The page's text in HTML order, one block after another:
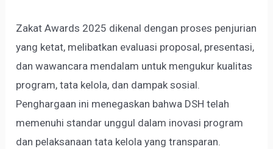
Zakat Awards 2025 dikenal dengan proses penjurian
yang ketat, melibatkan evaluasi proposal, presentasi,
dan wawancara mendalam untuk mengukur kualitas
program, tata kelola, dan dampak sosial.
Penghargaan ini menegaskan bahwa DSH telah
memenuhi standar unggul dalam inovasi program
dan pelaksanaan tata kelola yang transparan.